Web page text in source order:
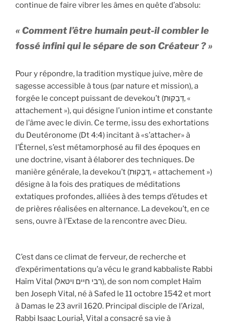
continue de faire vibrer les âmes en quête d’absolu:
« Comment l’être humain peut-il combler le
fossé infini qui le sépare de son Créateur ? »
Pour y répondre, la tradition mystique juive, mère de
sagesse accessible à tous (par nature et mission), a
forgée le concept puissant de devekou’t (דְּבֵקוּת, «
attachement »), qui désigne l’union intime et constante
de l’âme avec le divin. Ce terme, issu des exhortations
du Deutéronome (Dt 4:4) incitant à «s’attacher» à
l’Éternel, s’est métamorphosé au fil des époques en
une doctrine, visant à élaborer des techniques. De
manière générale, la devekou’t (דְּבֵקוּת, « attachement »)
désigne à la fois des pratiques de méditations
extatiques profondes, alliées à des temps d’études et
de prières réalisées en alternance. La devekou’t, en ce
sens, ouvre à l’Extase de la rencontre avec Dieu.
C’est dans ce climat de ferveur, de recherche et
d’expérimentations qu’a vécu le grand kabbaliste Rabbi
Haïm Vital (רבי חיים ויטאל), de son nom complet Haïm
ben Joseph Vital, né à Safed le 11 octobre 1542 et mort
à Damas le 23 avril 1620. Principal disciple de l’Arizal,
Rabbi Isaac Louria1, Vital a consacré sa vie à